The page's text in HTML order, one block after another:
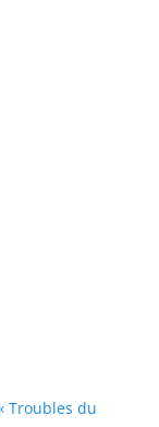
Troubles du